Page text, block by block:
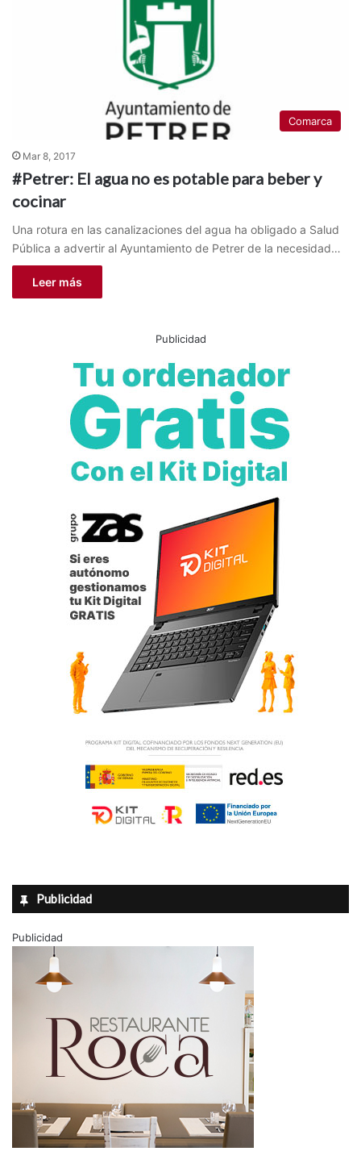
Comarca
Mar 8, 2017
#Petrer: El agua no es potable para beber y
cocinar
Una rotura en las canalizaciones del agua ha obligado a Salud
Pública a advertir al Ayuntamiento de Petrer de la necesidad…
Leer más
Publicidad
Publicidad
Publicidad